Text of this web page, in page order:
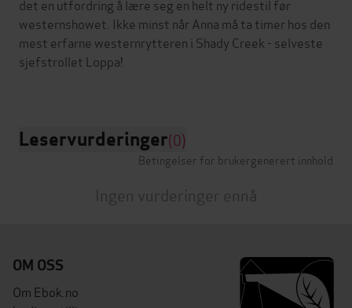
det en utfordring å lære seg en helt ny ridestil før
westernshowet. Ikke minst når Anna må ta timer hos den
mest erfarne westernrytteren i Shady Creek - selveste
sjefstrollet Loppa!
Leservurderinger(0)
Betingelser for brukergenerert innhold
Ingen vurderinger ennå
OM OSS
Om Ebok.no